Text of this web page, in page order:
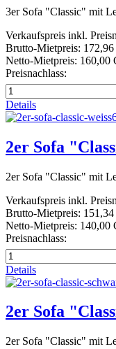
3er Sofa "Classic" mit
Verkaufspreis inkl.
Brutto-Mietpreis:
Netto-Mietpreis: 160,00
Preisnachlass:
Details
2er Sofa
2er Sofa "Classic" mit
Verkaufspreis inkl.
Brutto-Mietpreis:
Netto-Mietpreis: 140,00
Preisnachlass:
Details
2er Sofa
2er Sofa "Classic" mit